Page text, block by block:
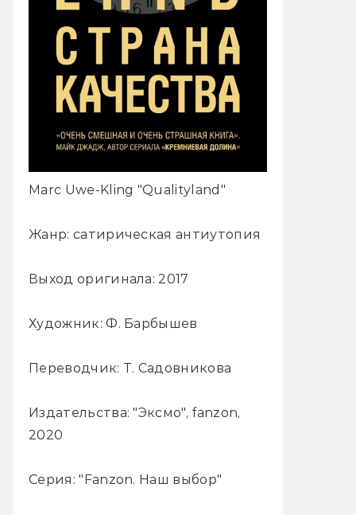
Marc Uwe-Kling "Qualityland"
Жанр: сатирическая антиутопия
Выход оригинала: 2017
Художник: Ф. Барбышев
Переводчик: Т. Садовникова
Издательства: "Эксмо", fanzon,
2020
Серия: "Fanzon. Наш выбор"